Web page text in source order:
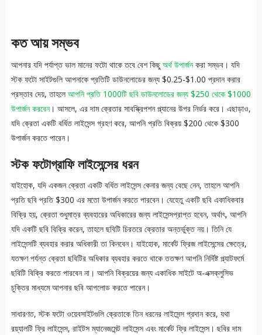
কত আয় সম্ভব
আপনার যদি পর্যাপ্ত ভাল মানের ফটো থাকে তবে বেশ কিছু অর্থ উপার্জনকরা সম্ভব। যদি
স্টক ফটো সাইটগুলি আপনাকে প্রতিটি ডাউনলোডের জন্য $0.25-$1.00 প্রদান করার
প্রস্তাব দেয়, তাহলেআপনি প্রতি 1000টি ছবি ডাউনলোডের জন্য $250 থেকে $1000
উপার্জন করবেন। আসলে, এর দাম ক্রেতার সাবস্ক্রিপশন প্ল্যানের উপর নির্ভর করে। এছাড়াও,
যদি ক্রেতা একটি বর্ধিত লাইসেন্স গ্রহণ করে, আপনি প্রতি বিক্রয় $200 থেকে $300
উপার্জন করতে পারেন।
স্টক ফটোগ্রাফি লাইসেন্সের ধরন
যাইহোক, যদি একজন ক্রেতা একটি বর্ধিত লাইসেন্স কেনার জন্য বেছে নেন, তাহলে আপনি
প্রতি ছবি প্রতি $300 এর মতো উপার্জন করতে পারবেন। যেহেতু একটি ছবি একাধিকবার
বিক্রি হয়, ক্রেতা শুধুমাত্র ব্যবহারের অধিকারের জন্য লাইসেন্সপ্রাপ্ত হবেন, অর্থাৎ, আপনি
যদি একটি ছবি বিক্রি করেন, তাহলে ছবিটি চিরতরে ক্রেতার অন্তর্ভুক্ত নয়। তিনি যে
লাইসেন্সটি ব্যবহার করার অধিকারী তা কিনবেন। যাইহোক, মার্কেট ফ্রিজ লাইসেন্সের ক্ষেত্রে,
যতক্ষণ পর্যন্ত ক্রেতা ছবিটির অধিকার ব্যবহার করতে থাকে ততক্ষণ আপনি নির্দিষ্ট প্ল্যাটফর্মে
ছবিটি বিক্রি করতে পারবেন না। আপনি বিক্রয়ের জন্য একাধিক সাইটে অ-এক্সক্লুসিভ
চুক্তির মাধ্যমে আপনার ছবি আপলোড করতে পারেন।
সাধারণত, স্টক ফটো ওয়েবসাইটগুলি ক্রেতাকে তিন ধরনের লাইসেন্স প্রদান করে, যথা
রয়্যালটি ফ্রি লাইসেন্স, রাইটস ম্যানেজমেন্ট লাইসেন্স এবং মার্কেট ফ্রি লাইসেন্স। ছবির দাম